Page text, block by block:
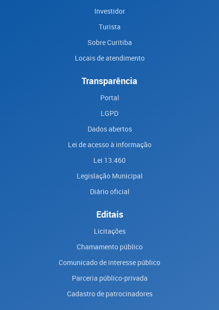
Investidor
Turista
Sobre Curitiba
Locais de atendimento
Transparência
Portal
LGPD
Dados abertos
Lei de acesso à informação
Lei 13.460
Legislação Municipal
Diário oficial
Editais
Licitações
Chamamento público
Comunicado de interesse público
Parceria público-privada
Cadastro de patrocinadores